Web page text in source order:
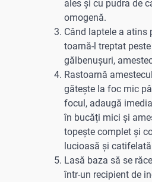
ales și cu pudra de
omogenă.
Când laptele a atins
toarnă-l treptat
gălbenușuri,
Rastoarnă
gătește la foc mic
focul, adaugă
în bucăți mici și
topește complet și
lucioasă și
Lasă baza să se
într-un recipient de